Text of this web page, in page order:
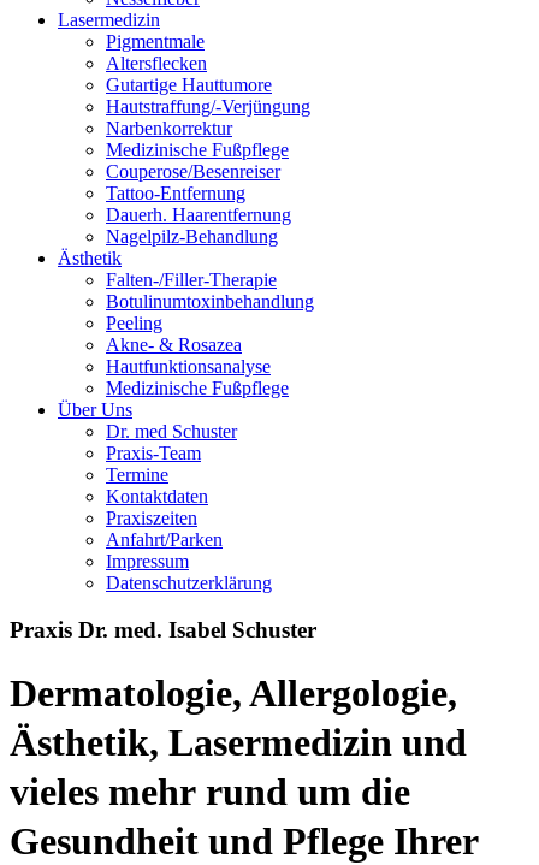
Lasermedizin
Pigmentmale
Altersflecken
Gutartige Hauttumore
Hautstraffung/-Verjüngung
Narbenkorrektur
Medizinische Fußpflege
Couperose/Besenreiser
Tattoo-Entfernung
Dauerh. Haarentfernung
Nagelpilz-Behandlung
Ästhetik
Falten-/Filler-Therapie
Botulinumtoxinbehandlung
Peeling
Akne- & Rosazea
Hautfunktionsanalyse
Medizinische Fußpflege
Über Uns
Dr. med Schuster
Praxis-Team
Termine
Kontaktdaten
Praxiszeiten
Anfahrt/Parken
Impressum
Datenschutzerklärung
Praxis Dr. med. Isabel Schuster
Dermatologie, Allergologie,
Ästhetik, Lasermedizin und
vieles mehr rund um die
Gesundheit und Pflege Ihrer